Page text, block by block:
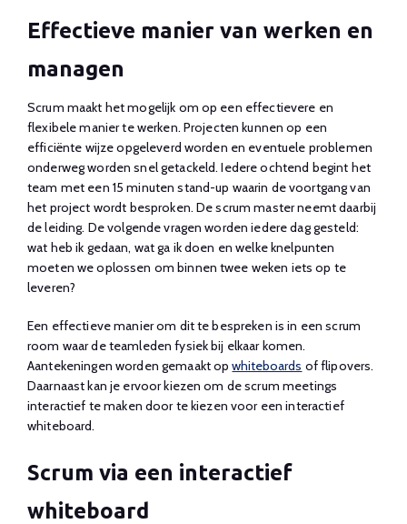
Effectieve manier van werken en
managen
Scrum maakt het mogelijk om op een effectievere en
flexibele manier te werken. Projecten kunnen op een
efficiënte wijze opgeleverd worden en eventuele problemen
onderweg worden snel getackeld. Iedere ochtend begint het
team met een 15 minuten stand-up waarin de voortgang van
het project wordt besproken. De scrum master neemt daarbij
de leiding. De volgende vragen worden iedere dag gesteld:
wat heb ik gedaan, wat ga ik doen en welke knelpunten
moeten we oplossen om binnen twee weken iets op te
leveren?
Een effectieve manier om dit te bespreken is in een scrum
room waar de teamleden fysiek bij elkaar komen.
Aantekeningen worden gemaakt opwhiteboards of flipovers.
Daarnaast kan je ervoor kiezen om de scrum meetings
interactief te maken door te kiezen voor een interactief
whiteboard.
Scrum via een interactief
whiteboard